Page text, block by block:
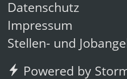
Datenschutz
Impressum
Stellen- und
Powered by